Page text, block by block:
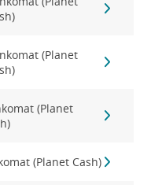
(Planet
(Planet
(Planet Cash)